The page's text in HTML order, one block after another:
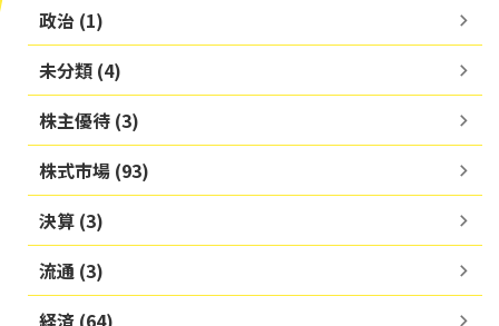
政治 (1)
未分類 (4)
株主優待 (3)
株式市場 (93)
決算 (3)
流通 (3)